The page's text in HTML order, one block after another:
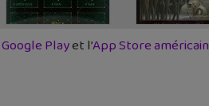
Google Playet l’App Store américain